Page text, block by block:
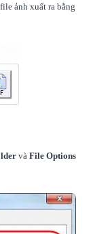
ảnh xuất ra bằng
và File Options